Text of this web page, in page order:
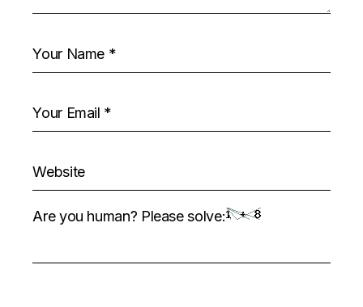
Are you human? Please solve: